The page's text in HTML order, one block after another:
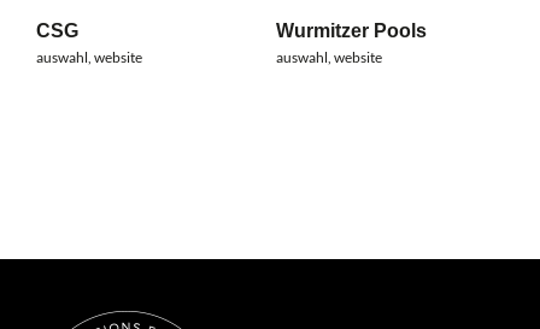
CSG
auswahl, website
Wurmitzer Pools
auswahl, website